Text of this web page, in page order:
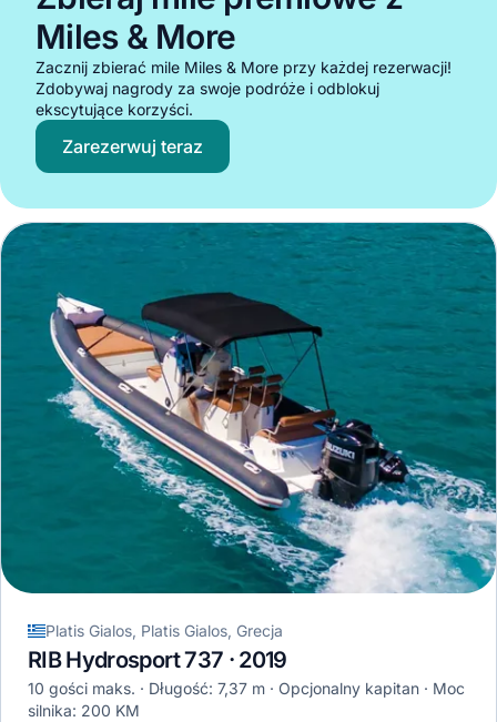
Miles & More
Zacznij zbierać mile Miles & More przy każdej rezerwacji!
Zdobywaj nagrody za swoje podróże i odblokuj
ekscytujące korzyści.
Zarezerwuj teraz
Platis Gialos, Platis Gialos, Grecja
RIB Hydrosport 737 · 2019
10 gości maks. Długość: 7,37 m Opcjonalny kapitan
Moc
silnika: 200 KM